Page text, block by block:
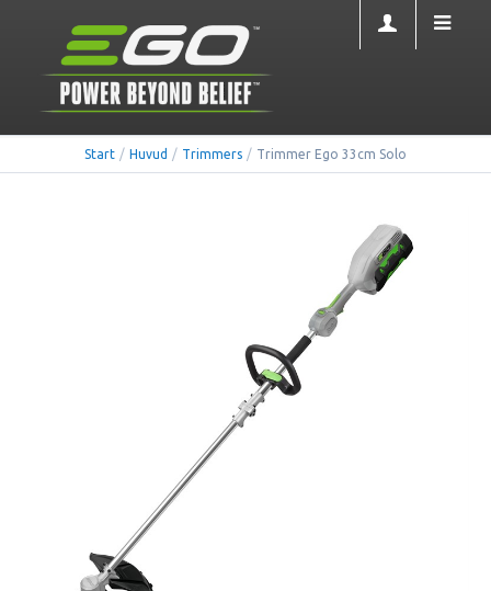
Start / Huvud / Trimmers / Trimmer Ego 33cm Solo